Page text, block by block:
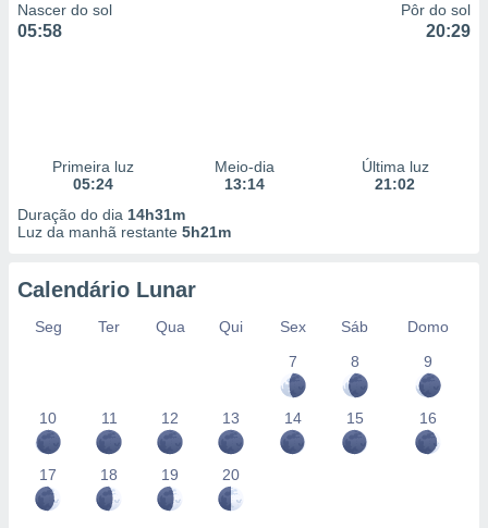
Nascer do sol
05:58
Pôr do sol
20:29
Primeira luz
05:24
Meio-dia
13:14
Última luz
21:02
Duração do dia 14h31m
Luz da manhã restante 5h21m
Calendário Lunar
Seg Ter Qua Qui Sex Sáb
Domo
7
8 9
10 11 12 13 14 15 16
17 18 19 20